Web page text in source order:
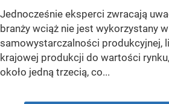
Jednocześnie eksperci zwracają
branży wciąż nie jest wykorzystany
samowystarczalności produkcyjnej,
krajowej produkcji do wartości
około jedną trzecią, co...